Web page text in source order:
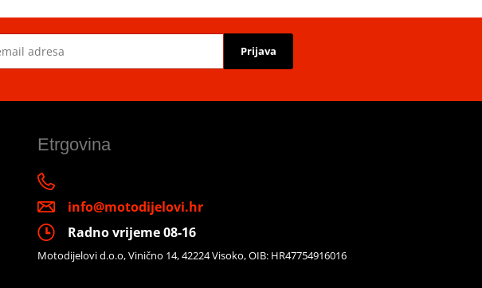
Prijava
Etrgovina
info@motodijelovi.hr
Radno vrijeme 08-16
Motodijelovi d.o.o, Vinično 14, 42224 Visoko, OIB: HR47754916016